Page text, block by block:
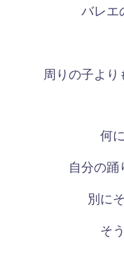
バレエ
周りの子より
何
自分の踊
別に
そ